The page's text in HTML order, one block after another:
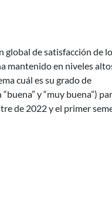
global de satisfacción de
mantenido en niveles
cuál es su grado de
y “muy buena”)
de 2022 y el primer